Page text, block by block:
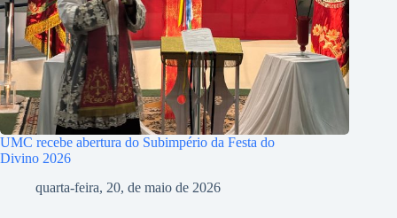
UMC recebe abertura do Subimpério da Festa do
Divino 2026
quarta-feira, 20, de maio de 2026